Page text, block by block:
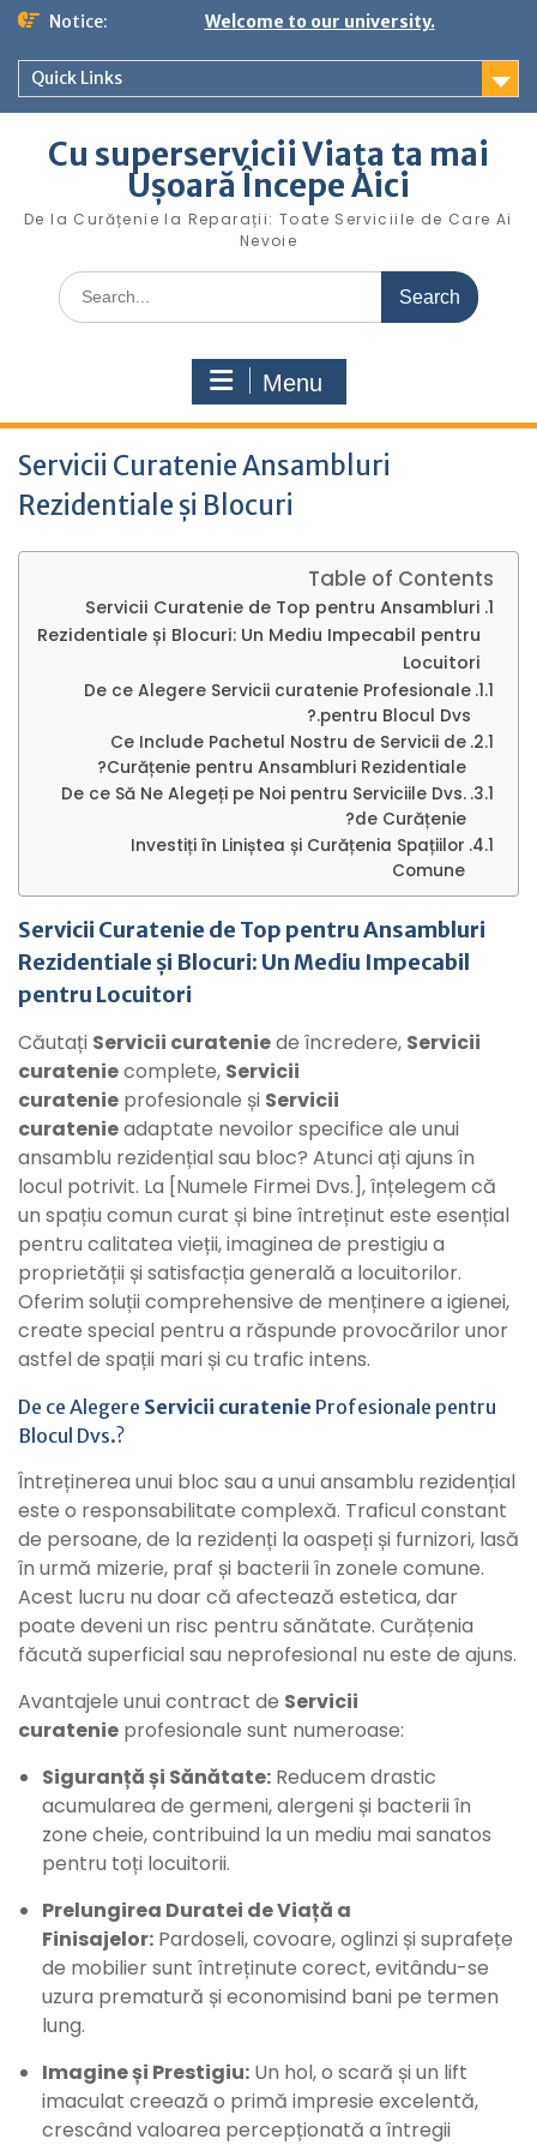
t
Notice: Welcome to our university.
Quick Links
Cu superservicii Viața ta mai
Ușoară Începe Aici
De la Curățenie la Reparații: Toate Serviciile de Care Ai
Nevoie
S
e
f
o
:
Menu
Servicii Curatenie Ansambluri
Rezidentiale și Blocuri
Table of Contents
Servicii Curatenie de Top pentru Ansambluri
Rezidentiale și Blocuri: Un Mediu Impecabil pentru
Locuitori
De ce Alegere Servicii curatenie Profesionale
pentru Blocul Dvs.?
Ce Include Pachetul Nostru de Servicii de
Curățenie pentru Ansambluri Rezidentiale?
De ce Să Ne Alegeți pe Noi pentru Serviciile Dvs.
de Curățenie?
Investiți în Liniștea și Curățenia Spațiilor
Comune
Servicii Curatenie de Top pentru Ansambluri
Rezidentiale și Blocuri: Un Mediu Impecabil
pentru Locuitori
Căutați Servicii curateniede încredere, Servicii
curateniecomplete, Servicii
curatenie profesionale și Servicii
curatenieadaptate nevoilor specifice ale unui
ansamblu rezidențial sau bloc? Atunci ați ajuns în
locul potrivit. La [Numele Firmei Dvs.], înțelegem că
un spațiu comun curat și bine întreținut este esențial
pentru calitatea vieții, imaginea de prestigiu a
proprietății și satisfacția generală a locuitorilor.
Oferim soluții comprehensive de menținere a igienei,
create special pentru a răspunde provocărilor unor
astfel de spații mari și cu trafic intens.
De ce Alegere Servicii curatenie Profesionale pentru
Blocul Dvs.?
Întreținerea unui bloc sau a unui ansamblu rezidențial
este o responsabilitate complexă. Traficul constant
de persoane, de la rezidenți la oaspeți și furnizori, lasă
în urmă mizerie, praf și bacterii în zonele comune.
Acest lucru nu doar că afectează estetica, dar
poate deveni un risc pentru sănătate. Curățenia
făcută superficial sau neprofesional nu este de ajuns.
Avantajele unui contract de Servicii
curatenie profesionale sunt numeroase:
Siguranță și Sănătate: Reducem drastic
acumularea de germeni, alergeni și bacterii în
zone cheie, contribuind la un mediu mai sanatos
pentru toți locuitorii.
Prelungirea Duratei de Viață a
Finisajelor: Pardoseli, covoare, oglinzi și suprafețe
de mobilier sunt întreținute corect, evitându-se
uzura prematură și economisind bani pe termen
lung.
Imagine și Prestigiu: Un hol, o scară și un lift
imaculat creează o primă impresie excelentă,
crescând valoarea percepționată a întregii